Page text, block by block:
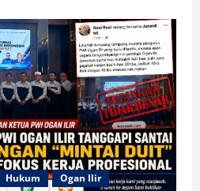
Hukum
Ogan Ilir